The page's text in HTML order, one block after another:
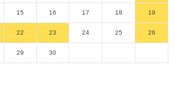
15 16 17 18 19
22 23 24 25 26
29 30